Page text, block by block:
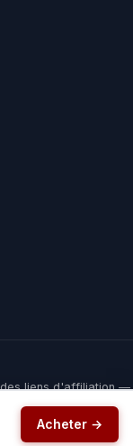
Acheter →
des liens d'affiliation —
nous aide